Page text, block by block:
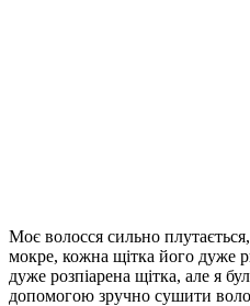
Моє волосся сильно
мокре, кожна щітка його дуже
дуже розпіарена щітка, але я
допомогою зручно сушити